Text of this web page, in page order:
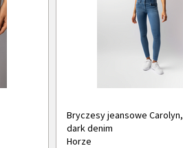
Bryczesy jeansowe Carolyn,
dark denim
Horze